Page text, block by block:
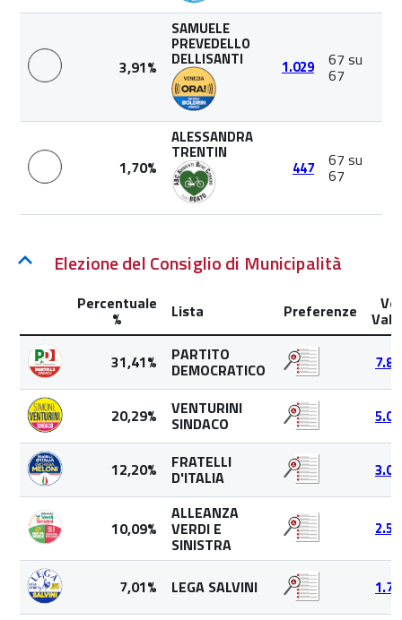
3,91%
SAMUELE
PREVEDELLO
DELLISANTI 1.029 67 su
67
1,70%
ALESSANDRA
TRENTIN
447 67 su
67
Elezione del Consiglio di Municipalità
Percentuale
% Lista Preferenze
31,41%
PARTITO
DEMOCRATICO
20,29% VENTURINI
SINDACO
12,20% FRATELLI
D'ITALIA
10,09%
ALLEANZA
VERDI E
SINISTRA
7,01% LEGA SALVINI